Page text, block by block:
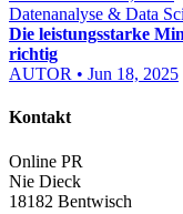
Datenanalyse & Data
Die leistungsstarke
richtig
AUTOR • Jun 18, 2025
Kontakt
Online PR
Nie Dieck
18182 Bentwisch